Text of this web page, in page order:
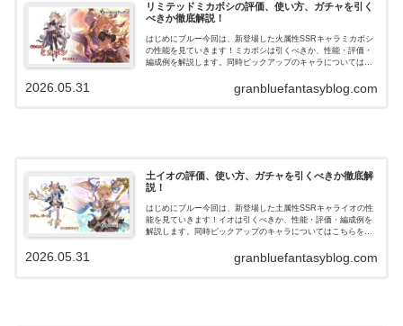
リミテッドミカボシの評価、使い方、ガチャを引く
べきか徹底解説！
はじめにブルー今回は、新登場した火属性SSRキャラミカボシ
の性能を見ていきます！ミカボシは引くべきか、性能・評価・
編成例を解説します。同時ピックアップのキャラについてはこ
granbluefantasyblog.com
2026.05.31
土イオの評価、使い方、ガチャを引くべきか徹底解
説！
はじめにブルー今回は、新登場した土属性SSRキャライオの性
能を見ていきます！イオは引くべきか、性能・評価・編成例を
解説します。同時ピックアップのキャラについてはこちらをご
granbluefantasyblog.com
2026.05.31